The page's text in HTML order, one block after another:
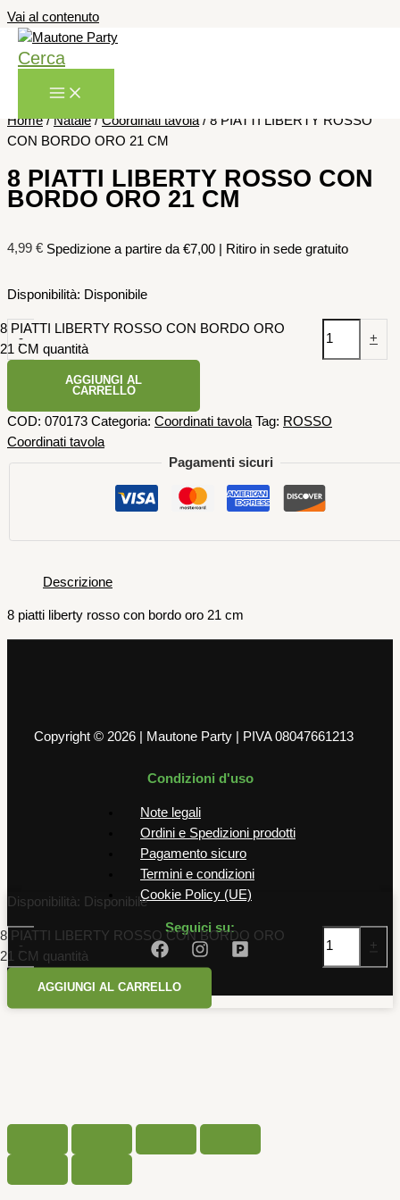
Vai al contenuto
Cerca
Home/Natale/Coordinati tavola / 8 PIATTI LIBERTY ROSSO
CON BORDO ORO 21 CM
8 PIATTI LIBERTY ROSSO CON
BORDO ORO 21 CM
4,99 € Spedizione a partire da €7,00 | Ritiro in sede gratuito
Disponibilità: Disponibile
-
8 PIATTI LIBERTY ROSSO CON BORDO ORO
21 CM quantità
+
AGGIUNGI AL
CARRELLO
COD: 070173 Categoria: Coordinati tavola Tag: ROSSO
Coordinati tavola
Pagamenti sicuri
Descrizione
8 piatti liberty rosso con bordo oro 21 cm
Copyright © 2026 | Mautone Party | PIVA 08047661213
Condizioni d'uso
Note legali
Ordini e Spedizioni prodotti
Pagamento sicuro
Termini e condizioni
Cookie Policy (UE)
Seguici su:
Disponibilità: Disponibile
-
8 PIATTI LIBERTY ROSSO CON BORDO ORO
21 CM quantità
+
AGGIUNGI AL CARRELLO